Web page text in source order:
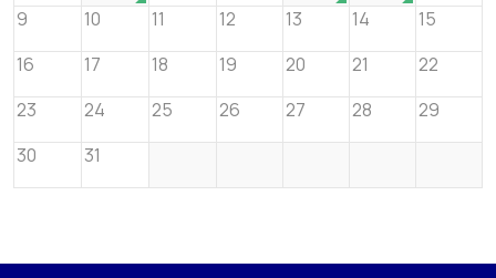
9
10 11 12 13 14
15
16
17 18 19 20 21
22
23
24 25 26 27 28
29
30
31